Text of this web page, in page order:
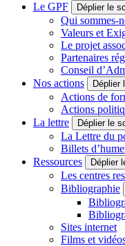
Le GPF
Déplier le
Qui sommes-
Valeurs et
Le projet
Partenaires
Conseil
Nos actions
Déplier
Actions de
Actions
La lettre
Déplier le
La Lettre du
Billets
Ressources
Déplier
Les centres
Bibliographie
Sites internet
Films et